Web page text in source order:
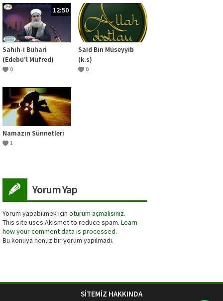
Seni
12:50
Sahih-i Buhari
(Edebü’l Müfred)
Dersleri-Bir Kişinin
Etmesi
0
Said Bin Müseyyib
(k.s)
0
Namazın Sünnetleri
1
Yorum Yap
Yorum yapabilmek için oturum açmalısınız.
This site uses Akismet to reduce spam. Learn
how your comment data is processed.
Bu konuya henüz bir yorum yapılmadı.
SİTEMİZ HAKKINDA